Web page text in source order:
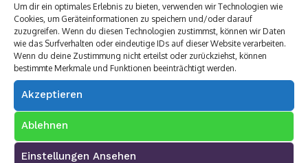
Um dir ein optimales Erlebnis zu bieten, verwenden wir Technologien wie
Cookies, um Geräteinformationen zu speichern und/oder darauf
zuzugreifen. Wenn du diesen Technologien zustimmst, können wir Daten
wie das Surfverhalten oder eindeutige IDs auf dieser Website verarbeiten.
Wenn du deine Zustimmung nicht erteilst oder zurückziehst, können
bestimmte Merkmale und Funktionen beeinträchtigt werden.
Akzeptieren
Ablehnen
Einstellungen Ansehen
Premium Werbepartner:
VW Walter Schneider
Münch Werbetechnik
Elektro Böhler Kreuztal
Rechtsanwalt Baranowski
Baustoff Hoffmann
Steinmetz Ade
Autovermietung im Siegerland
TUI Reisecenter Kreuztal
Regionale Online Werbung